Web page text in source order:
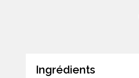
Ingrédients